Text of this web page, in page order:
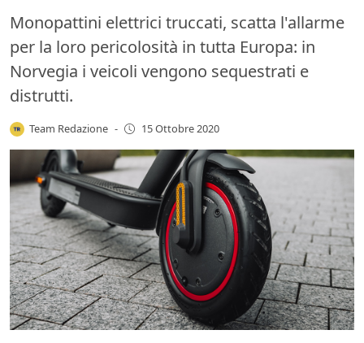
Monopattini elettrici truccati, scatta l'allarme
per la loro pericolosità in tutta Europa: in
Norvegia i veicoli vengono sequestrati e
distrutti.
Team Redazione - 15 Ottobre 2020